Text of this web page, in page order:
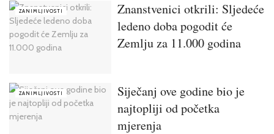
ZANIMLJIVOSTI
Znanstvenici otkrili: Sljedeće
ledeno doba pogodit će
Zemlju za 11.000 godina
ZANIMLJIVOSTI
Siječanj ove godine bio je
najtopliji od početka
mjerenja